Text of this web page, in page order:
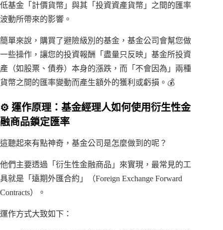
低基金「計價貨幣」與其「投資資產貨幣」之間的匯率
波動所帶來的影響。
簡單來說，購買了避險級別的基金，基金公司會幫您做
一些操作，讓您的投資報酬「盡量只反映」基金所投資
產（如股票、債券）本身的漲跌，而「不會因為」兩種
貨幣之間的匯率變動而產生額外的獲利或虧損。💰
⚙️ 運作原理：基金經理人如何使用衍生性金
融商品鎖定匯率
這聽起來有點神奇，基金公司是怎麼做到的呢？
他們主要透過「衍生性金融商品」來實現，最常見的工
具就是「遠期外匯合約」（Foreign Exchange Forward
Contracts）。
運作方式大致如下：